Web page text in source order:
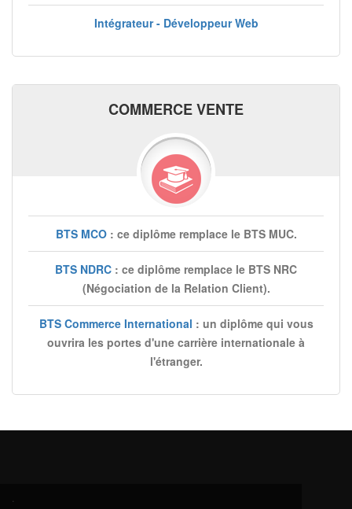
Intégrateur - Développeur Web
COMMERCE VENTE
BTS MCO: ce diplôme remplace le BTS MUC.
BTS NDRC : ce diplôme remplace le BTS NRC
(Négociation de la Relation Client).
BTS Commerce International : un diplôme qui vous
ouvrira les portes d'une carrière internationale à
l'étranger.
.